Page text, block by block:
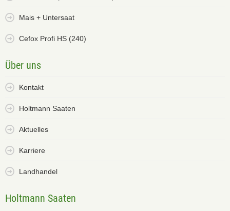
Mais + Untersaat
Cefox Profi HS (240)
Über uns
Kontakt
Holtmann Saaten
Aktuelles
Karriere
Landhandel
Holtmann Saaten